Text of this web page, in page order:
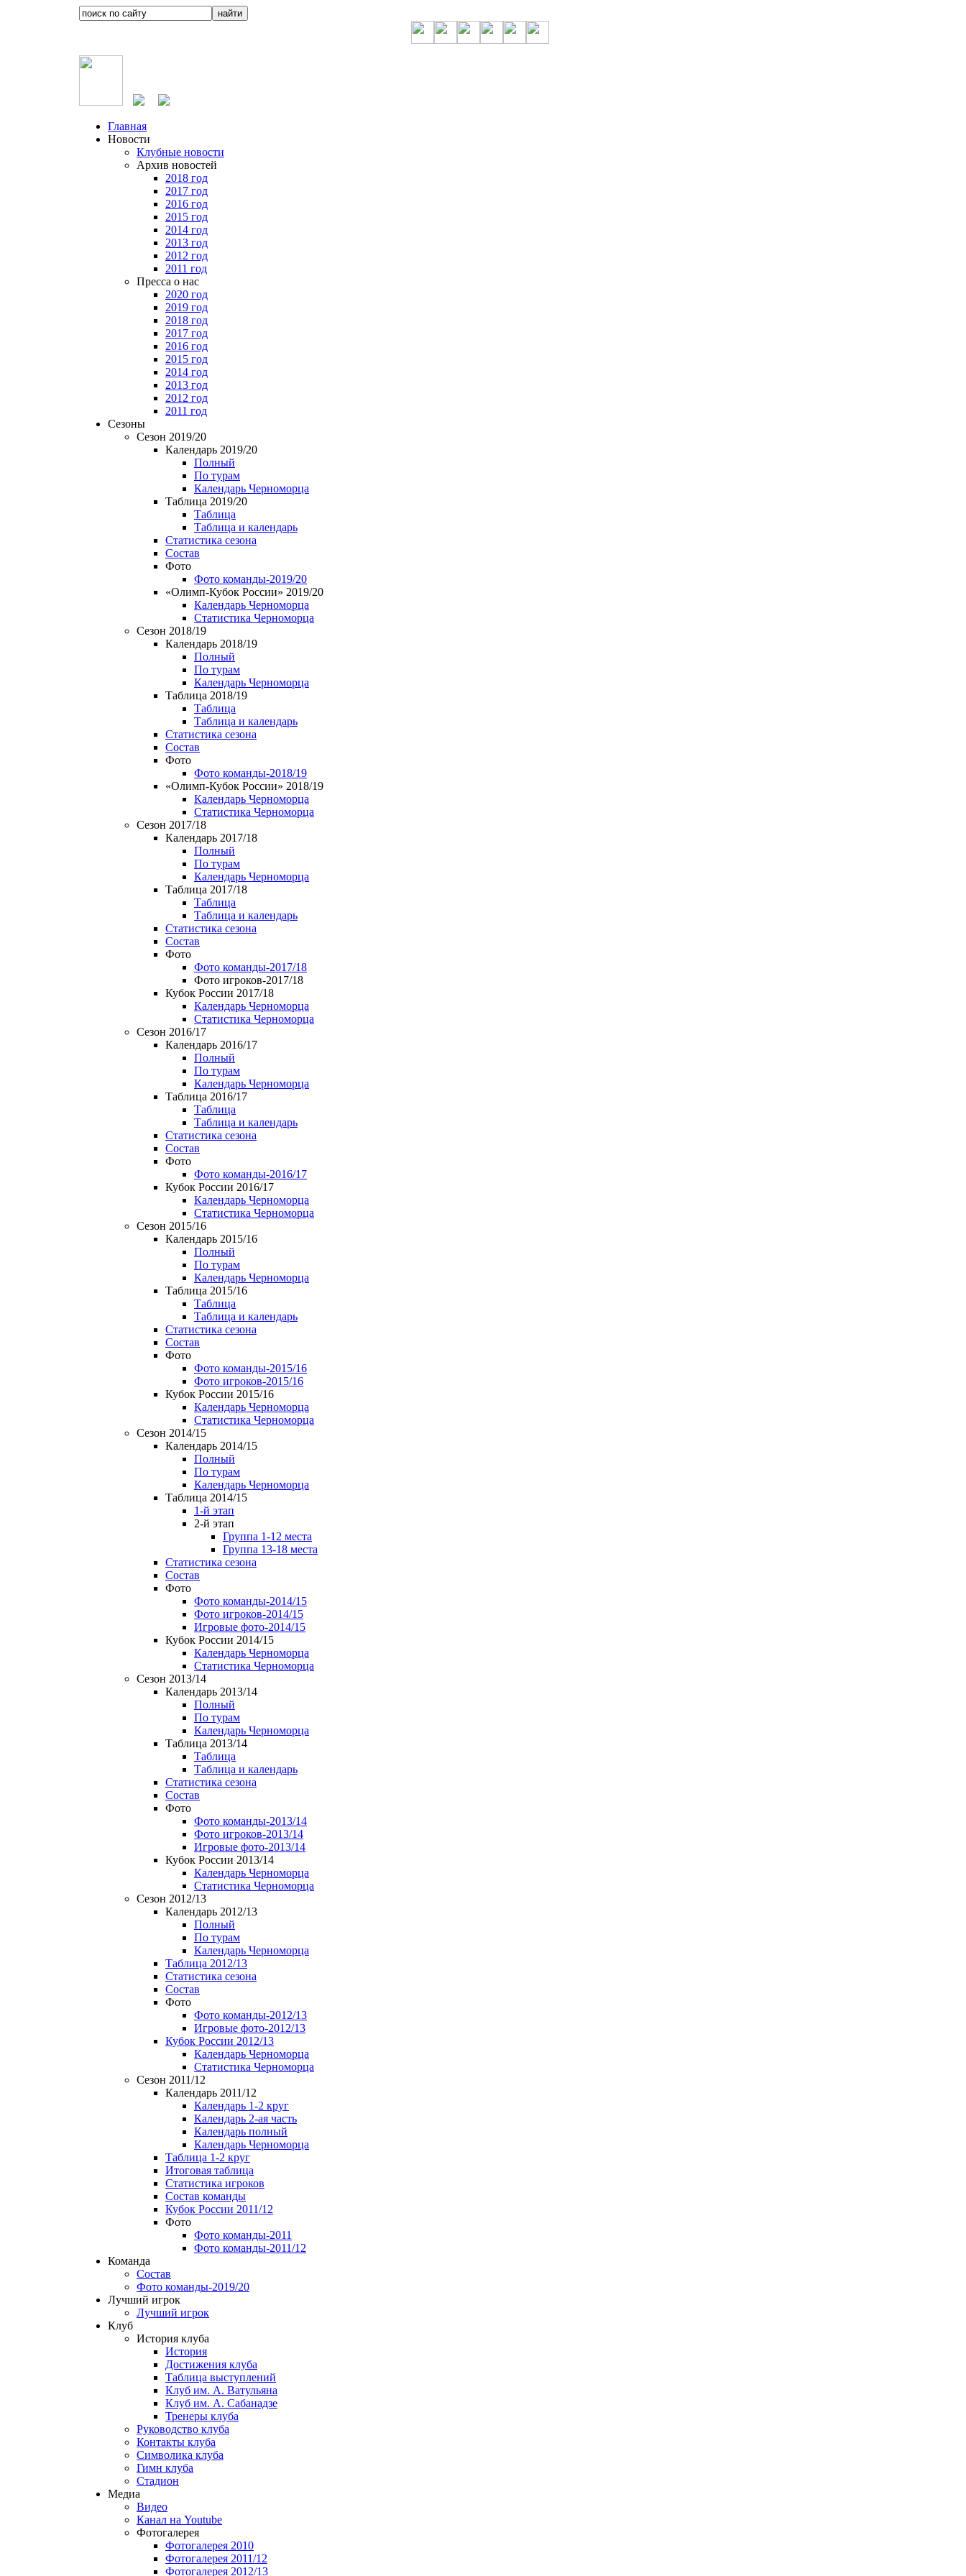
Главная
Новости
Клубные новости
Архив новостей
2018 год
2017 год
2016 год
2015 год
2014 год
2013 год
2012 год
2011 год
Пресса о нас
2020 год
2019 год
2018 год
2017 год
2016 год
2015 год
2014 год
2013 год
2012 год
2011 год
Сезоны
Сезон 2019/20
Календарь 2019/20
Полный
По турам
Календарь Черноморца
Таблица 2019/20
Таблица
Таблица и календарь
Статистика сезона
Состав
Фото
Фото команды-2019/20
«Олимп-Кубок России» 2019/20
Календарь Черноморца
Статистика Черноморца
Сезон 2018/19
Календарь 2018/19
Полный
По турам
Календарь Черноморца
Таблица 2018/19
Таблица
Таблица и календарь
Статистика сезона
Состав
Фото
Фото команды-2018/19
«Олимп-Кубок России» 2018/19
Календарь Черноморца
Статистика Черноморца
Сезон 2017/18
Календарь 2017/18
Полный
По турам
Календарь Черноморца
Таблица 2017/18
Таблица
Таблица и календарь
Статистика сезона
Состав
Фото
Фото команды-2017/18
Фото игроков-2017/18
Кубок России 2017/18
Календарь Черноморца
Статистика Черноморца
Сезон 2016/17
Календарь 2016/17
Полный
По турам
Календарь Черноморца
Таблица 2016/17
Таблица
Таблица и календарь
Статистика сезона
Состав
Фото
Фото команды-2016/17
Кубок России 2016/17
Календарь Черноморца
Статистика Черноморца
Сезон 2015/16
Календарь 2015/16
Полный
По турам
Календарь Черноморца
Таблица 2015/16
Таблица
Таблица и календарь
Статистика сезона
Состав
Фото
Фото команды-2015/16
Фото игроков-2015/16
Кубок России 2015/16
Календарь Черноморца
Статистика Черноморца
Сезон 2014/15
Календарь 2014/15
Полный
По турам
Календарь Черноморца
Таблица 2014/15
1-й этап
2-й этап
Группа 1-12 места
Группа 13-18 места
Статистика сезона
Состав
Фото
Фото команды-2014/15
Фото игроков-2014/15
Игровые фото-2014/15
Кубок России 2014/15
Календарь Черноморца
Статистика Черноморца
Сезон 2013/14
Календарь 2013/14
Полный
По турам
Календарь Черноморца
Таблица 2013/14
Таблица
Таблица и календарь
Статистика сезона
Состав
Фото
Фото команды-2013/14
Фото игроков-2013/14
Игровые фото-2013/14
Кубок России 2013/14
Календарь Черноморца
Статистика Черноморца
Сезон 2012/13
Календарь 2012/13
Полный
По турам
Календарь Черноморца
Таблица 2012/13
Статистика сезона
Состав
Фото
Фото команды-2012/13
Игровые фото-2012/13
Кубок России 2012/13
Календарь Черноморца
Статистика Черноморца
Сезон 2011/12
Календарь 2011/12
Календарь 1-2 круг
Календарь 2-ая часть
Календарь полный
Календарь Черноморца
Таблица 1-2 круг
Итоговая таблица
Статистика игроков
Состав команды
Кубок России 2011/12
Фото
Фото команды-2011
Фото команды-2011/12
Команда
Состав
Фото команды-2019/20
Лучший игрок
Лучший игрок
Клуб
История клуба
История
Достижения клуба
Таблица выступлений
Клуб им. А. Ватульяна
Клуб им. А. Сабанадзе
Тренеры клуба
Руководство клуба
Контакты клуба
Символика клуба
Гимн клуба
Стадион
Медиа
Видео
Канал на Youtube
Фотогалерея
Фотогалерея 2010
Фотогалерея 2011/12
Фотогалерея 2012/13